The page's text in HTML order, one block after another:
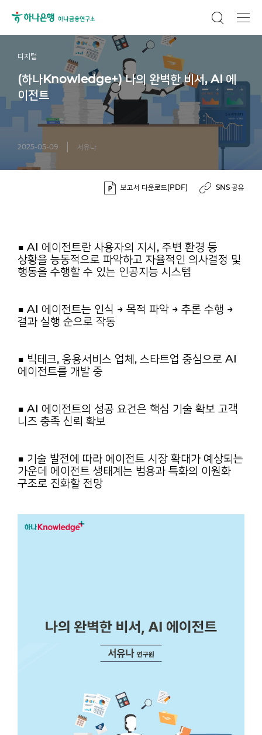
디지털
(하나Knowledge+) 나의 완벽한 비서, AI 에
이전트
2025-05-09 서유나
보고서 다운로드(PDF) SNS 공유
■ AI 에이전트란 사용자의 지시, 주변 환경 등
상황을 능동적으로 파악하고 자율적인 의사결정 및
행동을 수행할 수 있는 인공지능 시스템
■ AI 에이전트는 인식 → 목적 파악 → 추론 수행 →
결과 실행 순으로 작동
■ 빅테크, 응용서비스 업체, 스타트업 중심으로 AI
에이전트를 개발 중
■ AI 에이전트의 성공 요건은 핵심 기술 확보 고객
니즈 충족 신뢰 확보
■ 기술 발전에 따라 에이전트 시장 확대가 예상되는
가운데 에이전트 생태계는 범용과 특화의 이원화
구조로 진화할 전망